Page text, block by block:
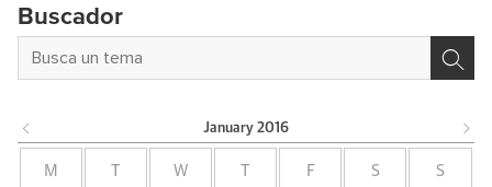
Buscador
January 2016
M W F S S